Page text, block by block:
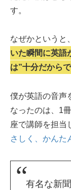
す。
なぜかというと
いた瞬間に英語
は”十分だからで
僕が英語の音声
なったのは、1
座で講師を担当
さしく、かんた
有名な新